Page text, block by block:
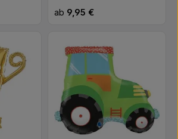
Regulärer Preis:
ab 9,95 €